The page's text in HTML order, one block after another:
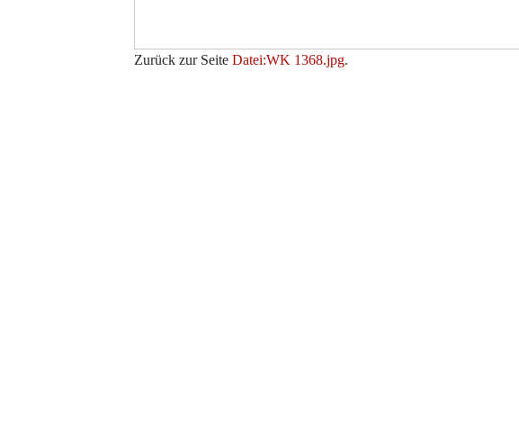
Zurück zur Seite Datei:WK 1368.jpg.